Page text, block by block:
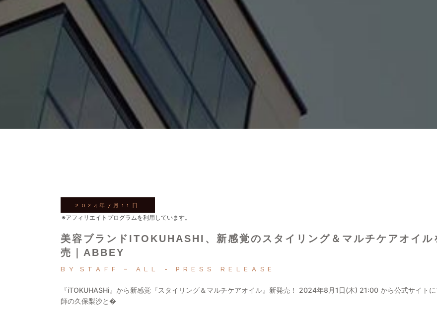
2024年7月11日
美容ブランドITOKUHASHI、新感覚のスタイリング＆マルチケアオイル
売｜ABBEY
BY STAFF ALL PRESS RELEASE
『iTOKUHASHi』から新感覚『スタイリング＆マルチケアオイル』新発売！ 2024年8月1日(木) 21:00 から公式サイト
師の久保梨沙と�
※アフィリエイトプログラムを利用しています。